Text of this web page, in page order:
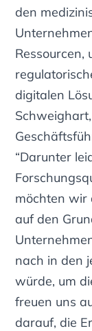
den
digitalen
“Darunter
möchten wir
auf den
nach in den
würde, um
freuen uns
darauf, die